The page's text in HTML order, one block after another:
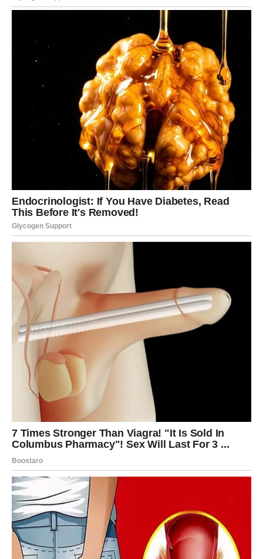
Neki muškarci ostaju u braku zbog ljubavi prema djeci,
želeći spriječiti razbijanje porodice. Iako emocionalna
povezanost s partnerkom može oslabiti, ostanak u braku
zbog djece može im pomoći da zadrže obiteljsku
cjelovitost, iako možda nisu srećni u tom odnosu.
Za ženu koja se suočava s ovom situacijom, ključno je
postaviti pitanje – šta ona želi i zaslužuje? Ako muškarac
ne pokazuje iskreno kajanje i ne ulaže napor da povrati
povjerenje, njegovo ostajanje u braku ne znači ljubav, već
je to znak kukavičluka. Prevara je teško iskustvo koje
izaziva emotivne rane, a važno je da žena razumije da
njen partner mora pokazati duboku promjenu i želju za
iskrenim popravkom odnosa.
Na kraju, žena mora odlučiti da li želi da ostane u tom
odnosu, čak i ako muškarac ostane fizički u braku.
Odluka o budućnosti braka uvijek treba biti u njenim
rukama. Žena zaslužuje partnera koji je voli svakog